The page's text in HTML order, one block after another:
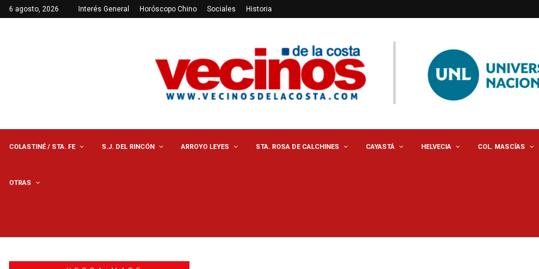
6 agosto, 2026 Interés General Horóscopo Chino Sociales Historia
COLASTINÉ / STA. FE S.J. DEL RINCÓN ARROYO LEYES STA. ROSA DE CALCHINES CAYASTÁ HELVECIA COL. MASCÍAS
OTRAS